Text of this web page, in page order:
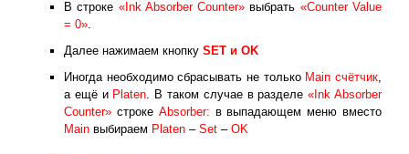
В строке «Ink Absorber Counter» выбрать «Counter Value
= 0».
Далее нажимаем кнопку SET и ОK
Иногда необходимо сбрасывать не только Main счётчик,
а ещё и Platen. В таком случае в разделе«Ink Absorber
Counter» строке Absorber: в выпадающем меню вместо
Main выбираем Platen – Set – OK